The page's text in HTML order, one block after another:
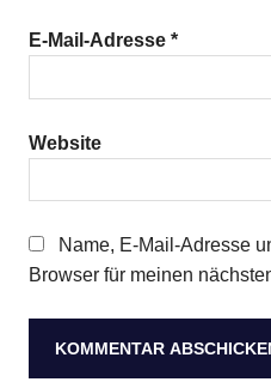
E-Mail-Adresse *
Website
Name, E-Mail-Adresse
Browser für meinen